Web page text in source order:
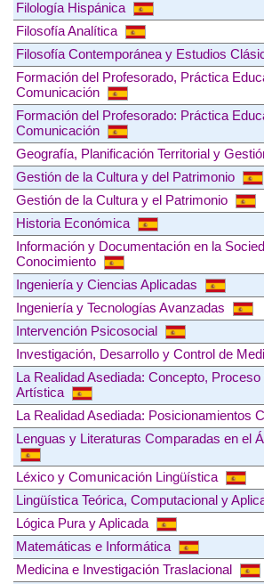
Filología Hispánica
Filosofía Analítica
Filosofía Contemporánea y Estudios
Formación del Profesorado, Práctica
Comunicación
Formación del Profesorado: Práctica
Comunicación
Geografía, Planificación Territorial y
Gestión de la Cultura y del Patrimonio
Gestión de la Cultura y el Patrimonio
Historia Económica
Información y Documentación en la
Conocimiento
Ingeniería y Ciencias Aplicadas
Ingeniería y Tecnologías Avanzadas
Intervención Psicosocial
Investigación, Desarrollo y Control de
La Realidad Asediada: Concepto,
Artística
La Realidad Asediada: Posicionamientos
Lenguas y Literaturas Comparadas en el
Léxico y Comunicación Lingüística
Lingüística Teórica, Computacional y
Lógica Pura y Aplicada
Matemáticas e Informática
Medicina e Investigación Traslacional